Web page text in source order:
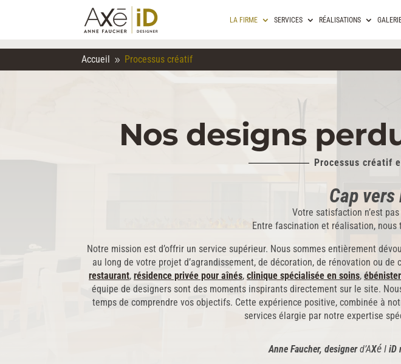
LA FIRME SERVICES RÉALISATIONS
Accueil 9 Processus créatif
Nos designs
Processus créatif
Cap
Votre satisfaction n’est
Entre fascination et réalisation,
Notre mission est d’offrir un service supérieur. Nous sommes entièrement
au long de votre projet d’agrandissement, de décoration, de rénovation ou
restaurant, résidence privée pour aînés, clinique spécialisée en soins,
équipe de designers sont des moments inspirants directement sur le site.
temps de comprendre vos objectifs. Cette expérience positive, combinée à
services élargie par notre expertise
Anne Faucher, designerd’AXé I iD